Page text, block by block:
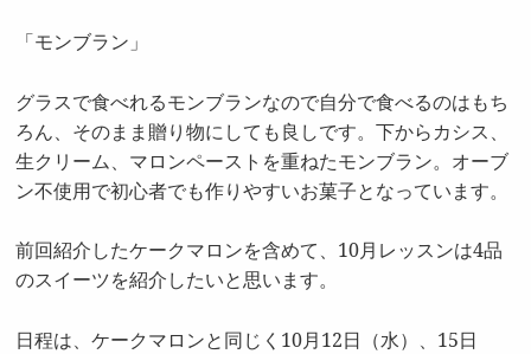
「モンブラン」
グラスで食べれるモンブランなので自分で食べるのはもち
ろん、そのまま贈り物にしても良しです。下からカシス、
生クリーム、マロンペーストを重ねたモンブラン。オーブ
ン不使用で初心者でも作りやすいお菓子となっています。
前回紹介したケークマロンを含めて、10月レッスンは4品
のスイーツを紹介したいと思います。
日程は、ケークマロンと同じく10月12日（水）、15日